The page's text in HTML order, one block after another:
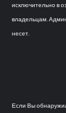
исключительно в
владельцам.
несет.
Если Вы